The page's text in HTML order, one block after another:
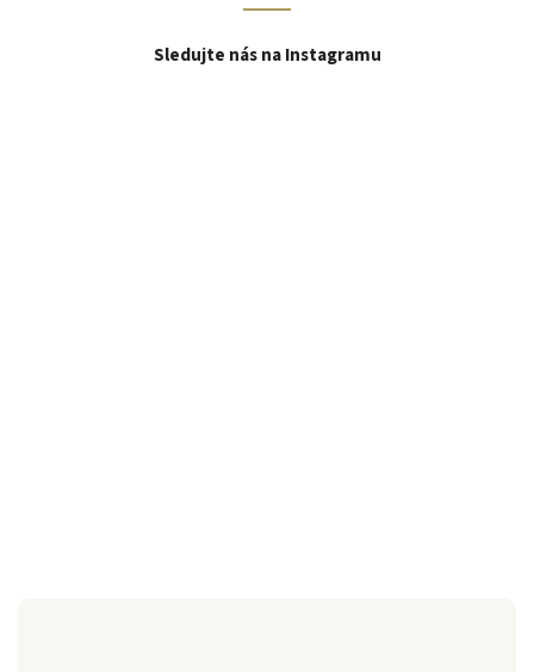
Sledujte nás na Instagramu